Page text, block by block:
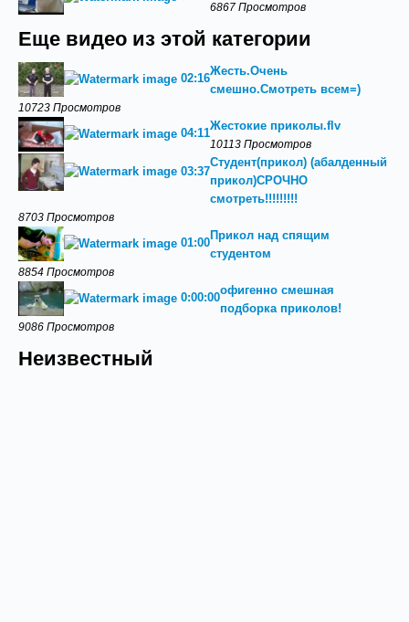
6867 Просмотров
Еще видео из этой категории
02:16
Жесть.Очень
смешно.Смотреть всем=)
10723 Просмотров
04:11
Жестокие приколы.flv
10113 Просмотров
03:37
Студент(прикол) (абалденный
прикол)СРОЧНО
смотреть!!!!!!!!!
8703 Просмотров
01:00
Прикол над спящим
студентом
8854 Просмотров
0:00:00
офигенно смешная
подборка приколов!
9086 Просмотров
Неизвестный